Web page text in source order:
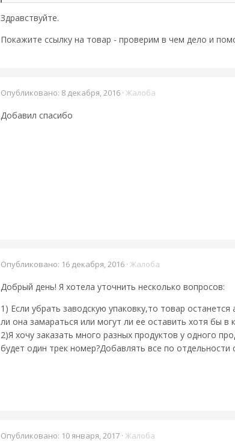
Здравствуйте.
Покажите ссылку на товар - проверим в чем дело и
Опубликовано: 8 декабря, 2016 · Жалоба
Добавил спасибо
Опубликовано: 16 декабря, 2016 · Жалоба
Добрый день! Я хотела уточнить несколько вопросов:
1) Если убрать заводскую упаковку,то товар
ли она замараться или могут ли ее оставить хотя бы
2)Я хочу заказать много разных продуктов у одного
будет один трек номер?Добавлять все по отдельности
Опубликовано: 10 января, 2017 · Жалоба